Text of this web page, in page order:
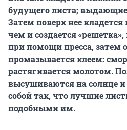
будущего листа;
Затем поверх нее
чем и создается «решетка»,
при помощи пресса, затем
промазывается клеем:
растягивается молотом.
высушиваются на солнце
собой так, что лучшие
подобными им.